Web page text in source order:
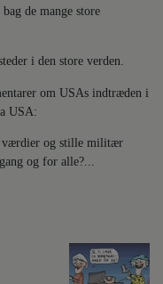
de mange store
i den store verden.
om USAs indtræden i
USA:
værdier og stille militær
og for alle?...